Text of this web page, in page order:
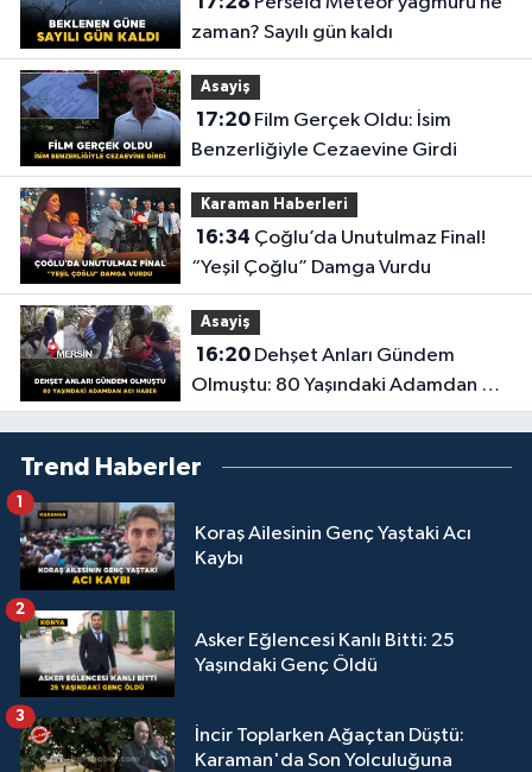
zaman? Sayılı gün kaldı
Asayiş
17:20Film Gerçek Oldu: İsim
Benzerliğiyle Cezaevine Girdi
Karaman Haberleri
16:34
“Yeşil Çoğlu” Damga Vurdu
Asayiş
16:20Dehşet Anları Gündem
Olmuştu: 80 Yaşındaki Adamdan Acı
Haber
Trend Haberler
Koraş Ailesinin Genç Yaştaki Acı
Kaybı
1
Asker Eğlencesi Kanlı Bitti: 25
Yaşındaki Genç Öldü
2
İncir Toplarken Ağaçtan Düştü:
Karaman'da Son Yolculuğuna
3